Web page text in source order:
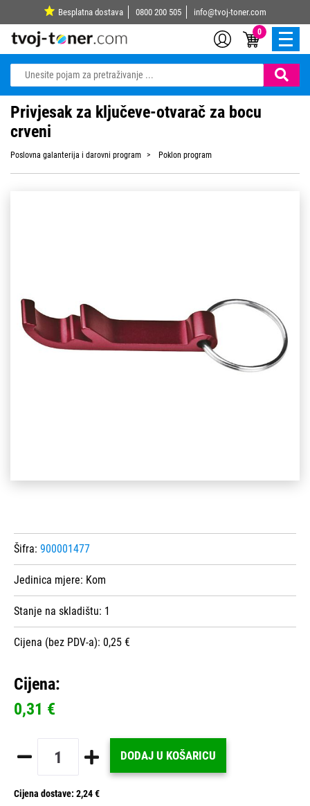
Besplatna dostava 0800 200 505 info@tvoj-toner.com
0
Privjesak za ključeve-otvarač za bocu
crveni
Poslovna galanterija i darovni program Poklon program
Šifra: 900001477
Jedinica mjere: Kom
Stanje na skladištu: 1
Cijena (bez PDV-a): 0,25 €
Cijena:
0,31 €
DODAJ U KOŠARICU
Cijena dostave: 2,24 €